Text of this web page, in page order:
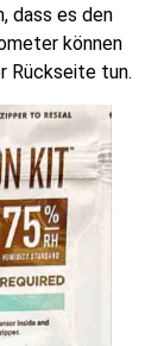
dass es den
können
Rückseite tun.